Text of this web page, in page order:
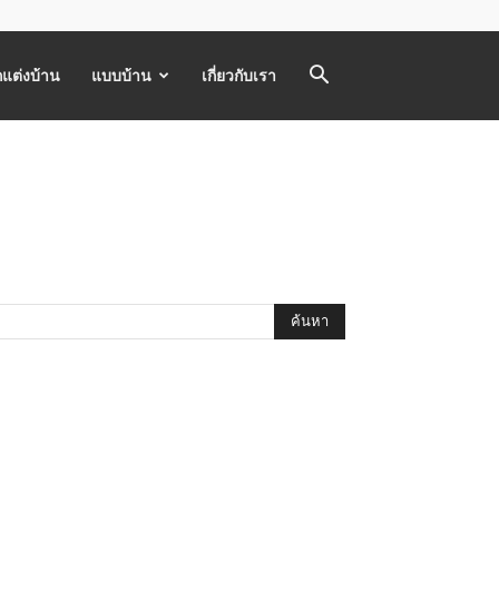
ต่งบ้าน แบบบ้าน เกี่ยวกับเรา